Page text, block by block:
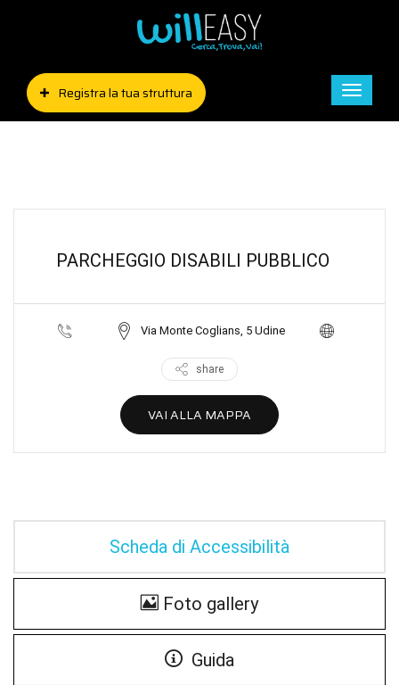
Registra la tua struttura
Toggle
PARCHEGGIO DISABILI PUBBLICO
Via Monte Coglians, 5 Udine
share
VAI ALLA MAPPA
Scheda di Accessibilità
Foto gallery
Guida